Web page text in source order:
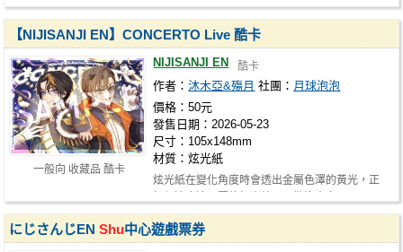
一般向 收藏品 酷卡
【NIJISANJI EN】CONCERTO Live 酷卡
NIJISANJI EN 酷卡
作者：沐木亞&殤月 社團： 月球泡泡
價格：50元
發售日期：2026-05-23
尺寸：105x148mm
材質：炫光紙
炫光紙在變化角度時會透出金屬色澤的黃光，正
にじさんじENShu中心遊戲票券